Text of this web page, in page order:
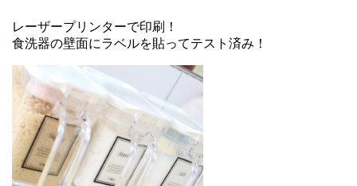
レーザープリンターで印刷！
食洗器の壁面にラベルを貼ってテスト済み！